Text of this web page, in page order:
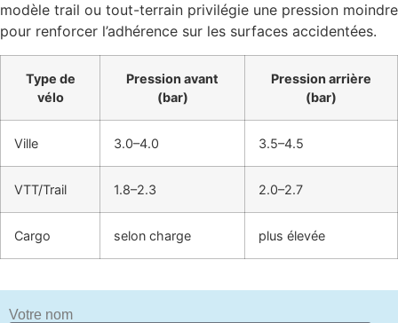
modèle trail ou tout-terrain privilégie une pression moindre
pour renforcer l’adhérence sur les surfaces accidentées.
Type de
vélo
Pression avant
(bar)
Pression arrière
(bar)
Ville 3.0–4.0 3.5–4.5
VTT/Trail 1.8–2.3 2.0–2.7
Cargo selon charge plus élevée
Votre nom